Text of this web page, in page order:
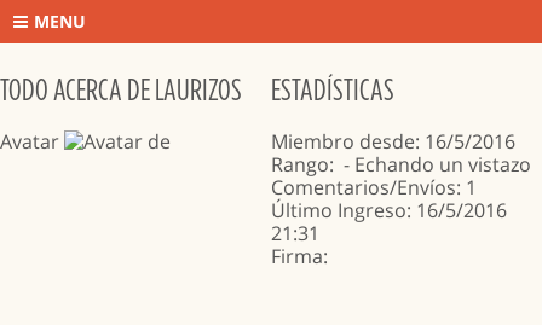
MENU
TODO ACERCA DE LAURIZOS
Avatar
ESTADÍSTICAS
Miembro desde: 16/5/2016
Rango: - Echando un vistazo
Comentarios/Envíos: 1
Último Ingreso: 16/5/2016
21:31
Firma: